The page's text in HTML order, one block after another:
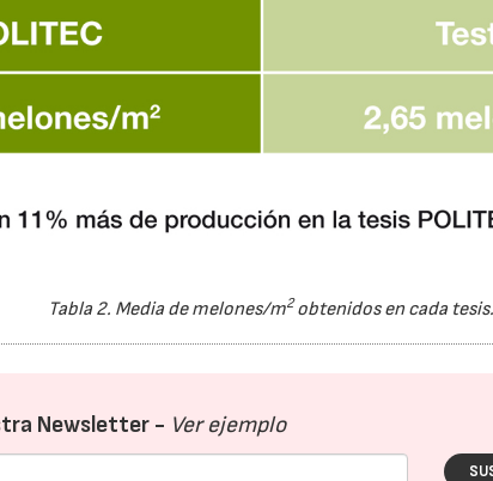
Tabla 2. Media de melones/m2obtenidos en cada tesis.
Newsletter - Ver ejemplo